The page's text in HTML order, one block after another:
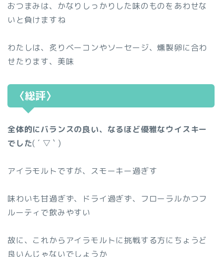
おつまみは、かなりしっかりした味のものをあわせな
いと負けますね
わたしは、炙りベーコンやソーセージ、燻製卵に合わ
せたります、美味
〈総評〉
全体的にバランスの良い、なるほど優雅なウイスキー
でした( ´ ▽ ` )
アイラモルトですが、スモーキー過ぎす
味わいも甘過ぎず、ドライ過ぎず、フローラルかつフ
ルーティで飲みやすい
故に、これからアイラモルトに挑戦する方にちょうど
良いんじゃないでしょうか